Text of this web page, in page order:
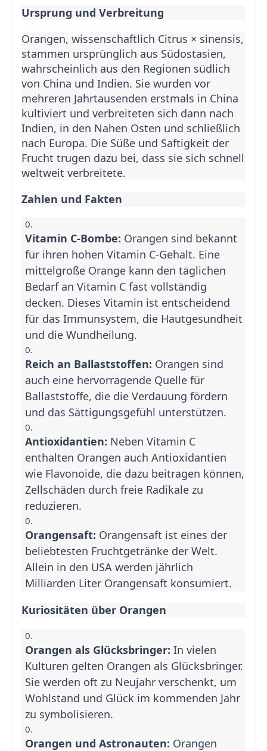
Ursprung und Verbreitung
Orangen, wissenschaftlich Citrus × sinensis,
stammen ursprünglich aus Südostasien,
wahrscheinlich aus den Regionen südlich
von China und Indien. Sie wurden vor
mehreren Jahrtausenden erstmals in China
kultiviert und verbreiteten sich dann nach
Indien, in den Nahen Osten und schließlich
nach Europa. Die Süße und Saftigkeit der
Frucht trugen dazu bei, dass sie sich schnell
weltweit verbreitete.
Zahlen und Fakten
Vitamin C-Bombe: Orangen sind bekannt
für ihren hohen Vitamin C-Gehalt. Eine
mittelgroße Orange kann den täglichen
Bedarf an Vitamin C fast vollständig
decken. Dieses Vitamin ist entscheidend
für das Immunsystem, die Hautgesundheit
und die Wundheilung.
Reich an Ballaststoffen: Orangen sind
auch eine hervorragende Quelle für
Ballaststoffe, die die Verdauung fördern
und das Sättigungsgefühl unterstützen.
Antioxidantien: Neben Vitamin C
enthalten Orangen auch Antioxidantien
wie Flavonoide, die dazu beitragen können,
Zellschäden durch freie Radikale zu
reduzieren.
Orangensaft: Orangensaft ist eines der
beliebtesten Fruchtgetränke der Welt.
Allein in den USA werden jährlich
Milliarden Liter Orangensaft konsumiert.
Kuriositäten über Orangen
Orangen als Glücksbringer: In vielen
Kulturen gelten Orangen als Glücksbringer.
Sie werden oft zu Neujahr verschenkt, um
Wohlstand und Glück im kommenden Jahr
zu symbolisieren.
Orangen und Astronauten: Orangen